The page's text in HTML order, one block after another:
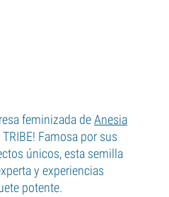
feminizada deAnesia
Famosa por sus
únicos, esta semilla
y experiencias
potente.